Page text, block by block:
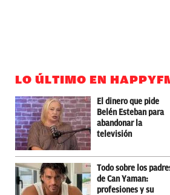
LO ÚLTIMO EN
El dinero que pide
Belén Esteban para
abandonar la
televisión
Todo sobre los
de Can Yaman:
profesiones y su